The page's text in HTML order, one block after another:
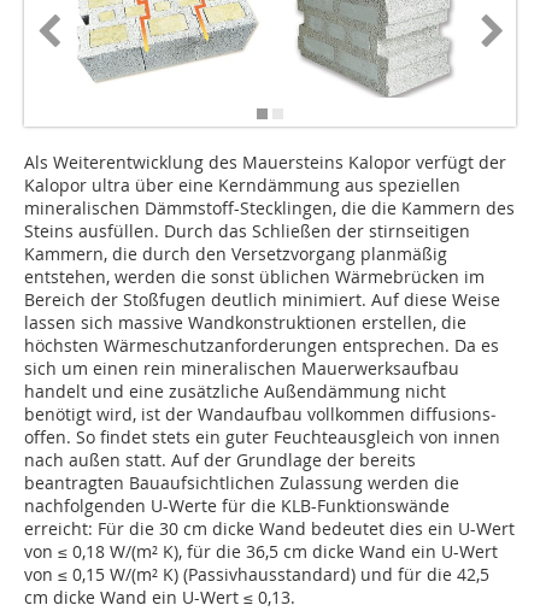
Als Weiterentwicklung des Mauersteins Kalopor verfügt der
Kalopor ultra über eine Kerndämmung aus speziellen
mineralischen Dämmstoff-Stecklingen, die die Kammern des
Steins ausfüllen. Durch das Schließen der stirnseitigen
Kammern, die durch den Versetzvorgang planmäßig
entstehen, werden die sonst üblichen Wärmebrücken im
Bereich der Stoßfugen deutlich minimiert. Auf diese Weise
lassen sich massive Wandkonstruktionen erstellen, die
höchsten Wärmeschutzanforderun­gen entsprechen. Da es
sich um einen rein mineralischen Mauerwerksaufbau
handelt und eine zusätzliche Außendämmung nicht
benötigt wird, ist der Wandaufbau vollkommen diffusions­
offen. So findet stets ein guter Feuchteausgleich von innen
nach außen statt. Auf der Grundlage der bereits
beantragten Bauaufsichtlichen Zulassung werden die
nachfolgenden U-Werte für die KLB-Funktionswände
erreicht: Für die 30 cm dicke Wand bedeutet dies ein U-Wert
von ≤ 0,18 W/(m² K), für die 36,5 cm dicke Wand ein U-Wert
von ≤ 0,15 W/(m² K) (Passivhausstandard) und für die 42,5
cm dicke Wand ein U-Wert ≤ 0,13.